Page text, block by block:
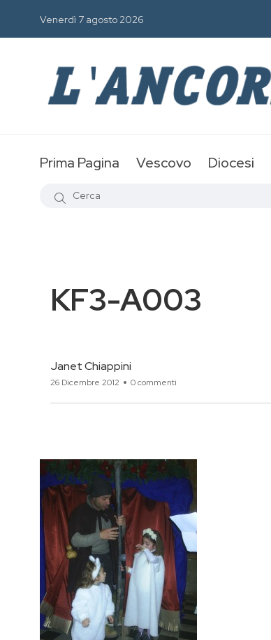
Venerdì 7 agosto 2026
Prima Pagina Vescovo Diocesi
KF3-A003
Janet Chiappini
26 Dicembre 2012 0 commenti